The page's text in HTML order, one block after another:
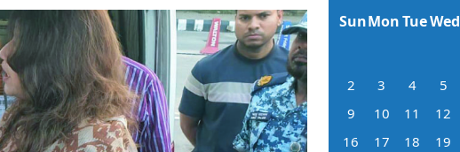
SunMonTueWed
2
3 4 5
9
10 11 12
16
17 18 19